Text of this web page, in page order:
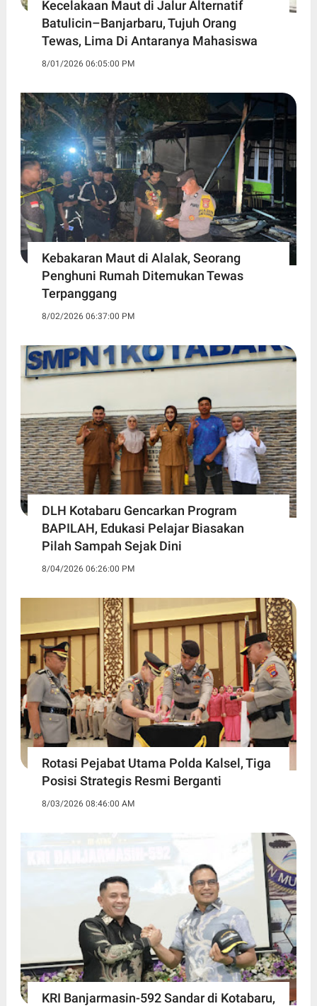
Kecelakaan Maut di Jalur Alternatif
Batulicin–Banjarbaru, Tujuh Orang
Tewas, Lima Di Antaranya Mahasiswa
8/01/2026 06:05:00 PM
Kebakaran Maut di Alalak, Seorang
Penghuni Rumah Ditemukan Tewas
Terpanggang
8/02/2026 06:37:00 PM
DLH Kotabaru Gencarkan Program
BAPILAH, Edukasi Pelajar Biasakan
Pilah Sampah Sejak Dini
8/04/2026 06:26:00 PM
Rotasi Pejabat Utama Polda Kalsel, Tiga
Posisi Strategis Resmi Berganti
8/03/2026 08:46:00 AM
KRI Banjarmasin-592 Sandar di Kotabaru,